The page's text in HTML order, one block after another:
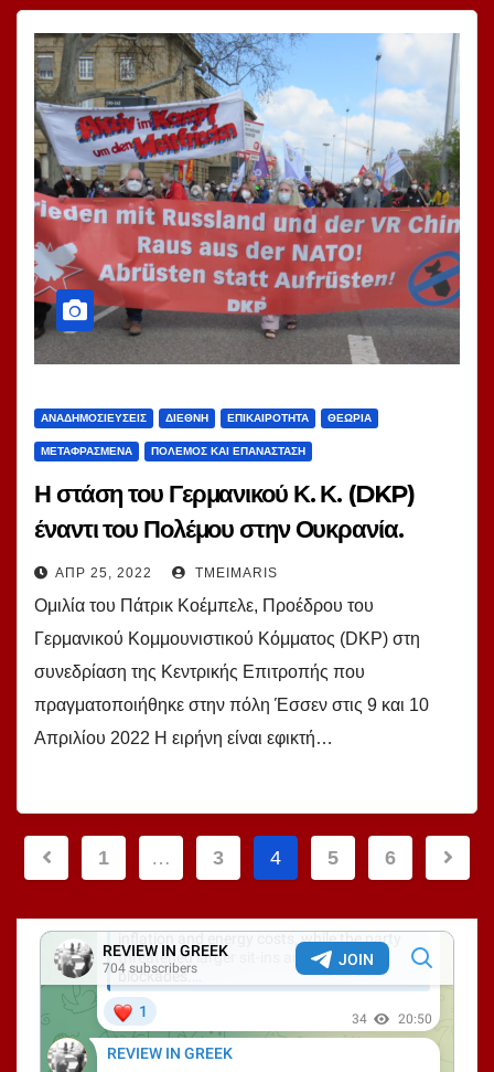
ΑΝΑΔΗΜΟΣΙΕΎΣΕΙΣ ΔΙΕΘΝΉ ΕΠΙΚΑΙΡΌΤΗΤΑ ΘΕΩΡΊΑ
ΜΕΤΑΦΡΑΣΜΈΝΑ ΠΌΛΕΜΟΣ ΚΑΙ ΕΠΑΝΆΣΤΑΣΗ
Η στάση του Γερμανικού Κ. Κ. (DKP)
έναντι του Πολέμου στην Ουκρανία.
Patrik Köbele
ΑΠΡ 25, 2022 TMEIMARIS
Ομιλία του Πάτρικ Κοέμπελε, Προέδρου του
Γερμανικού Κομμουνιστικού Κόμματος (DKP) στη
συνεδρίαση της Κεντρικής Επιτροπής που
πραγματοποιήθηκε στην πόλη Έσσεν στις 9 και 10
Απριλίου 2022 Η ειρήνη είναι εφικτή…
Σελιδοποίηση
1 … 3 4 5 6